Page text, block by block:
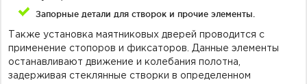
Запорные детали для створок и прочие элементы.
Также установка маятниковых дверей проводится с
применение стопоров и фиксаторов. Данные элементы
останавливают движение и колебания полотна,
задерживая стеклянные створки в определенном